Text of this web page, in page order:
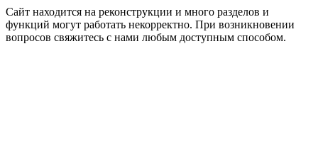
Сайт находится на реконструкции и много разделов и
функций могут работать некорректно. При возникновении
вопросов свяжитесь с нами любым доступным способом.